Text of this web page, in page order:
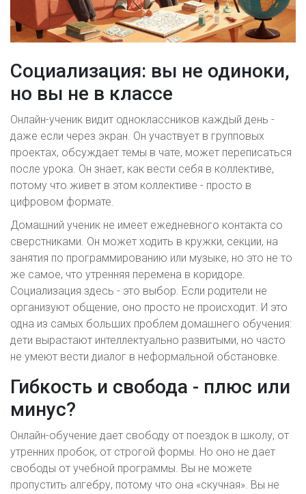
Социализация: вы не одиноки,
но вы не в классе
Онлайн-ученик видит одноклассников каждый день -
даже если через экран. Он участвует в групповых
проектах, обсуждает темы в чате, может переписаться
после урока. Он знает, как вести себя в коллективе,
потому что живет в этом коллективе - просто в
цифровом формате.
Домашний ученик не имеет ежедневного контакта со
сверстниками. Он может ходить в кружки, секции, на
занятия по программированию или музыке, но это не то
же самое, что утренняя перемена в коридоре.
Социализация здесь - это выбор. Если родители не
организуют общение, оно просто не происходит. И это
одна из самых больших проблем домашнего обучения:
дети вырастают интеллектуально развитыми, но часто
не умеют вести диалог в неформальной обстановке.
Гибкость и свобода - плюс или
минус?
Онлайн-обучение дает свободу от поездок в школу, от
утренних пробок, от строгой формы. Но оно не дает
свободы от учебной программы. Вы не можете
пропустить алгебру, потому что она «скучная». Вы не